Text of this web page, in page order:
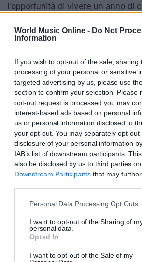
World Music Online - Do Not
Information
If you wish to opt-out of the sale, sharing
processing of your personal or sensitive
targeted advertising by us, please use
section to confirm your selection. Please
opt-out request is processed you may
interest-based ads based on personal
us or personal information disclosed to
your opt-out. You may separately opt-
disclosure of your personal information
IAB’s list of downstream participants.
also be disclosed by us to third parties
Downstream Participants that may
Please note that this website/app uses
not limited to your visit or usage
grant or deny consent to Google and its
use your data for below specified
consent section.
Personal Data Processing Opt Outs
I want to opt-out of the Sharing of
personal data.
Opted In
I want to opt-out of the Sale of my
l’opportunità di vivere un anno di
indimenticabili. Il Teatro Massimo
sua stagione 2026/27, dimostra
parlare al presente e a costruire il
AUTORE
Cristian Castiglioni
Cristian Castiglioni,
blogger dopo aver postato
bacari e ricevuto centinaia
reazione spinse la sua
redattore. Cura contenuti
redazione appunti
cicchetti.